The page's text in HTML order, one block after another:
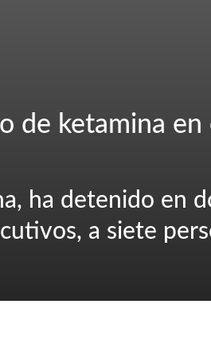
de ketamina
ha detenido en
a siete